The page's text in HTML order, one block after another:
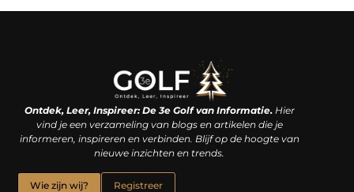
Ontdek, Leer, Inspireer: De 3e Golf van Informatie.Hier
vind je een verzameling van blogs en artikelen die je
informeren, inspireren en verbinden. Blijf op de hoogte van
nieuwe inzichten en trends.
Wie zijn wij? Registreer